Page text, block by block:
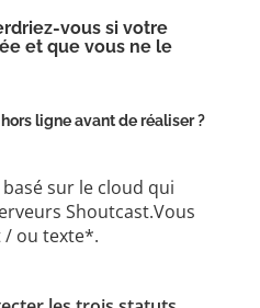
vous si votre
et que vous ne le
ligne avant de réaliser ?
sur le cloud qui
Shoutcast.Vous
/ ou texte*.